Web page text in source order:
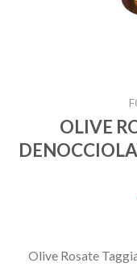
OLIVE
Olive Rosate